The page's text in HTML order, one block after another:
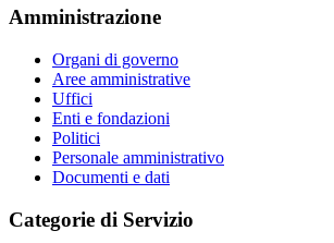
Amministrazione
Organi di governo
Aree amministrative
Uffici
Enti e fondazioni
Politici
Personale amministrativo
Documenti e dati
Categorie di Servizio